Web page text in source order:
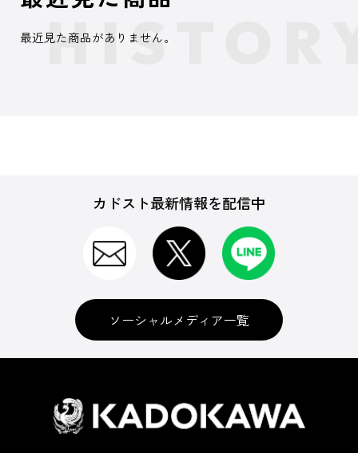
最近見た商品がありません。
カドスト最新情報を配信中
ソーシャルメディア一覧